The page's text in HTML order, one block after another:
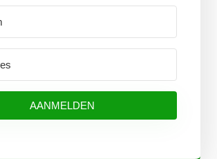
AANMELDEN